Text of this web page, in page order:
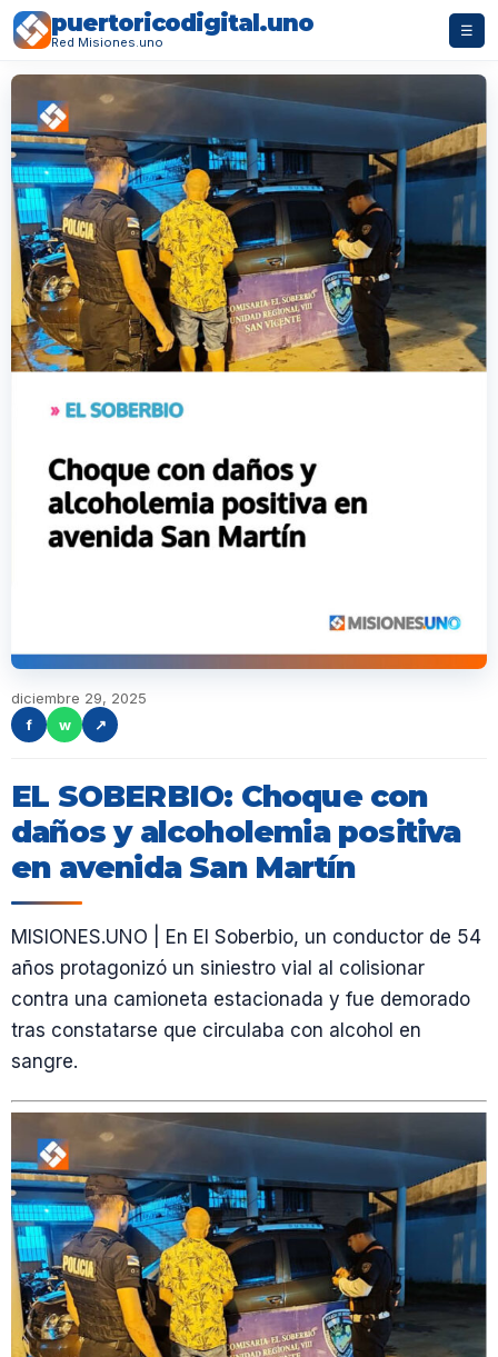
puertoricodigital.uno
Red Misiones.uno
☰
diciembre 29, 2025
f
w ↗
EL SOBERBIO: Choque con
daños y alcoholemia positiva
en avenida San Martín
MISIONES.UNO | En El Soberbio, un conductor de 54
años protagonizó un siniestro vial al colisionar
contra una camioneta estacionada y fue demorado
tras constatarse que circulaba con alcohol en
sangre.